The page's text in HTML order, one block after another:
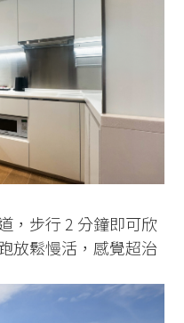
，步行 2 分鐘即可欣
放鬆慢活，感覺超治